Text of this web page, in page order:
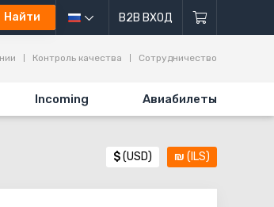
Найти B2B ВХОД
Incoming Авиабилеты
Контроль качества Сотрудничество
$(USD) ₪ (ILS)